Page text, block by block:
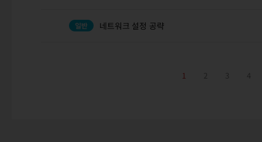
네트워크 설정 공략
1 2 3 4